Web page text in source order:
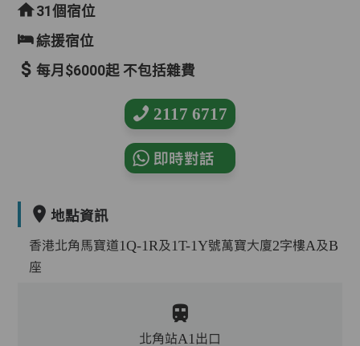
31個宿位
綜援宿位
每月$6000起 不包括雜費
2117 6717
即時對話
地點資訊
香港北角馬寶道1Q-1R及1T-1Y號萬寶大廈2字樓A及B
座
北角站A1出口